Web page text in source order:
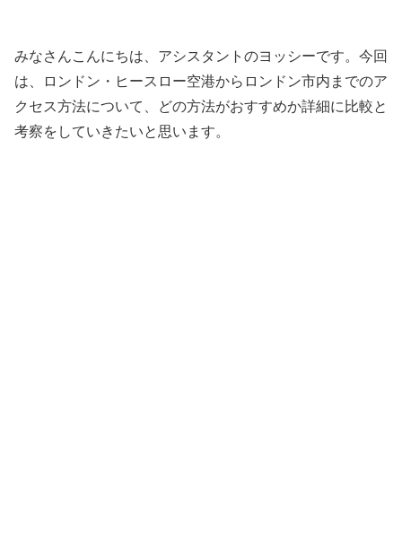
みなさんこんにちは、アシスタントのヨッシーです。今回
は、ロンドン・ヒースロー空港からロンドン市内までのア
クセス方法について、どの方法がおすすめか詳細に比較と
考察をしていきたいと思います。